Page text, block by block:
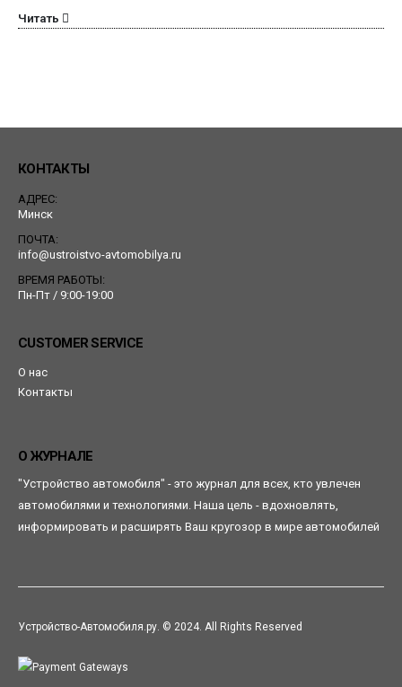
Читать
КОНТАКТЫ
АДРЕС:
Минск
ПОЧТА:
info@ustroistvo-avtomobilya.ru
ВРЕМЯ РАБОТЫ:
Пн-Пт / 9:00-19:00
CUSTOMER SERVICE
О нас
Контакты
О ЖУРНАЛЕ
"Устройство автомобиля" - это журнал для всех, кто увлечен
автомобилями и технологиями. Наша цель - вдохновлять,
информировать и расширять Ваш кругозор в мире автомобилей
Устройство-Автомобиля.ру. © 2024. All Rights Reserved